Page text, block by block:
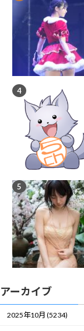
アーカイブ
2025年10月 (5234)